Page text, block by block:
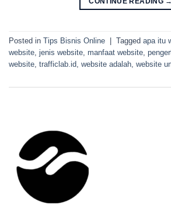
Posted in Tips Bisnis Online Tagged apa itu
website, jenis website, manfaat website,
website, trafficlab.id, website adalah, website